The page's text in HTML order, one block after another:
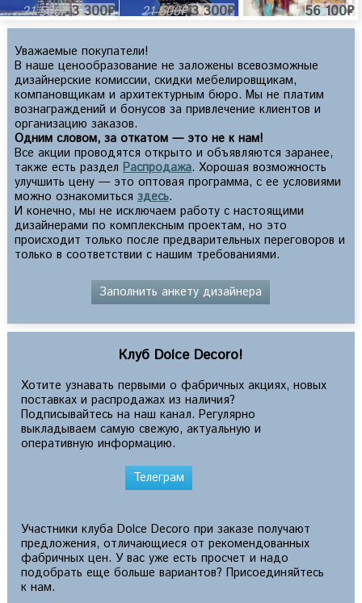
21 500₽ 3 300₽ 21 500₽ 3 300₽ 56 100₽
Уважаемые покупатели!
В наше ценообразование не заложены всевозможные
дизайнерские комиссии, скидки мебелировщикам,
компановщикам и архитектурным бюро. Мы не платим
вознаграждений и бонусов за привлечение клиентов и
организацию заказов.
Одним словом, за откатом — это не к нам!
Все акции проводятся открыто и объявляются заранее,
также есть раздел Распродажа. Хорошая возможность
улучшить цену — это оптовая программа, с ее условиями
можно ознакомиться здесь.
И конечно, мы не исключаем работу с настоящими
дизайнерами по комплексным проектам, но это
происходит только после предварительных переговоров и
только в соответствии с нашим требованиями.
Заполнить анкету дизайнера
Клуб Dolce Decoro!
Хотите узнавать первыми о фабричных акциях, новых
поставках и распродажах из наличия?
Подписывайтесь на наш канал. Регулярно
выкладываем самую свежую, актуальную и
оперативную информацию.
Телеграм
Участники клуба Dolce Decoro при заказе получают
предложения, отличающиеся от рекомендованных
фабричных цен. У вас уже есть просчет и надо
подобрать еще больше вариантов? Присоединяйтесь
к нам.